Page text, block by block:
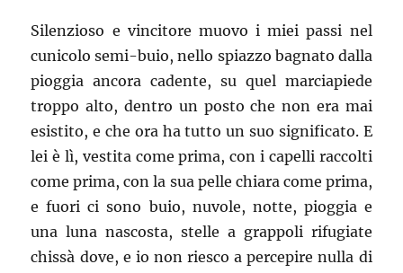
Silenzioso e vincitore muovo i miei passi nel
cunicolo semi-buio, nello spiazzo bagnato dalla
pioggia ancora cadente, su quel marciapiede
troppo alto, dentro un posto che non era mai
esistito, e che ora ha tutto un suo significato. E
lei è lì, vestita come prima, con i capelli raccolti
come prima, con la sua pelle chiara come prima,
e fuori ci sono buio, nuvole, notte, pioggia e
una luna nascosta, stelle a grappoli rifugiate
chissà dove, e io non riesco a percepire nulla di